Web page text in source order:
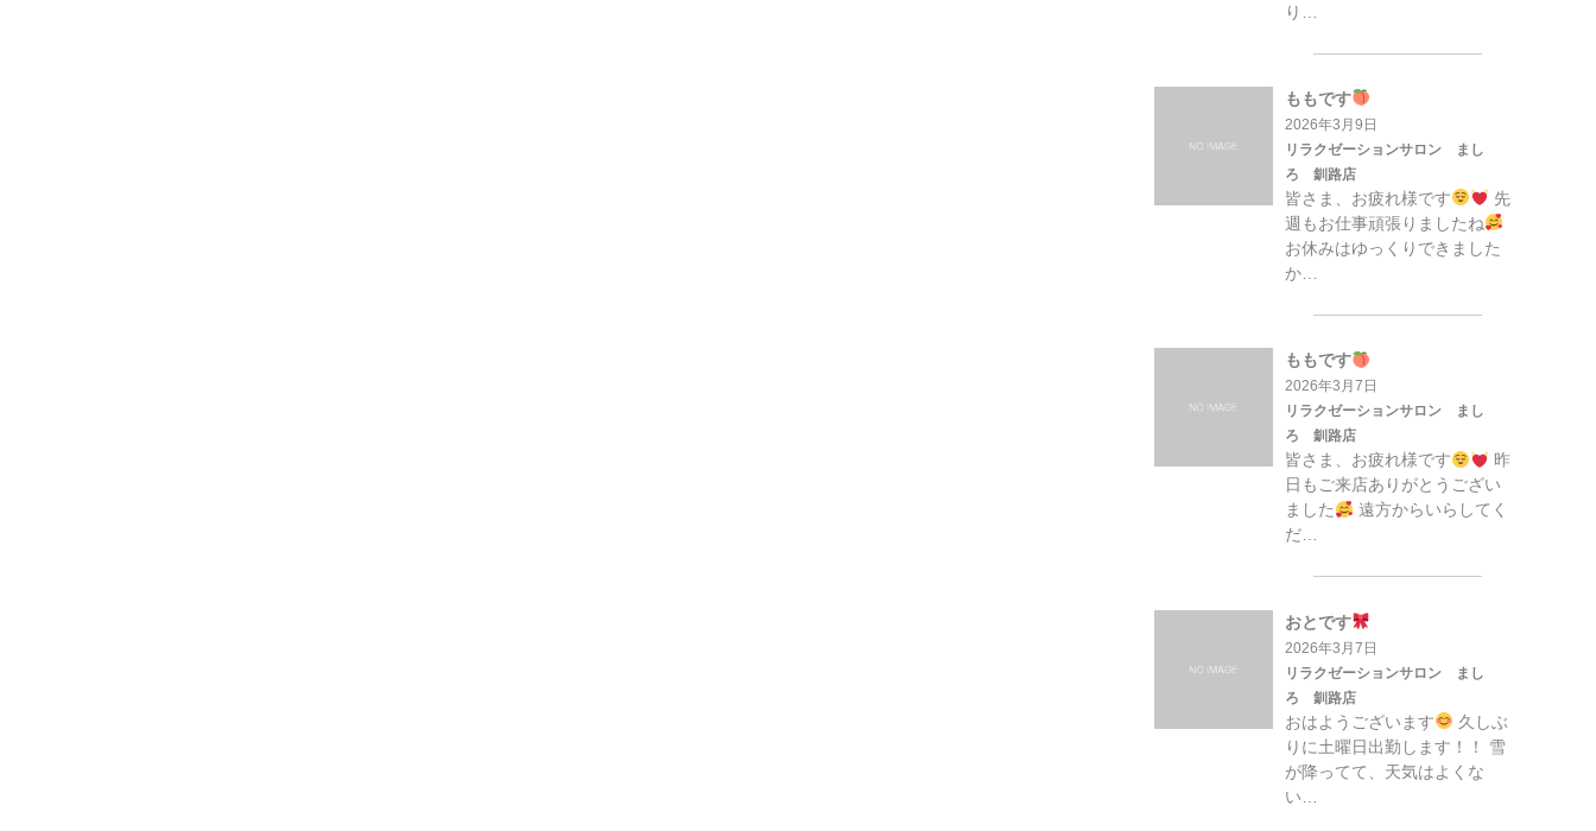
り…
ももです
2026年3月9日
リラクゼーションサロン まし
ろ 釧路店
皆さま、お疲れ様です
先
週もお仕事頑張りましたね
お休みはゆっくりできました
か…
ももです
2026年3月7日
リラクゼーションサロン まし
ろ 釧路店
皆さま、お疲れ様です
昨
日もご来店ありがとうござい
ました
遠方からいらしてく
だ…
おとです
2026年3月7日
リラクゼーションサロン まし
ろ 釧路店
おはようございます
久しぶ
りに土曜日出勤します！！ 雪
が降ってて、天気はよくな
い…